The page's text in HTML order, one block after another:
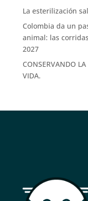
La esterilización
Colombia da un
animal: las
2027
CONSERVANDO
VIDA.